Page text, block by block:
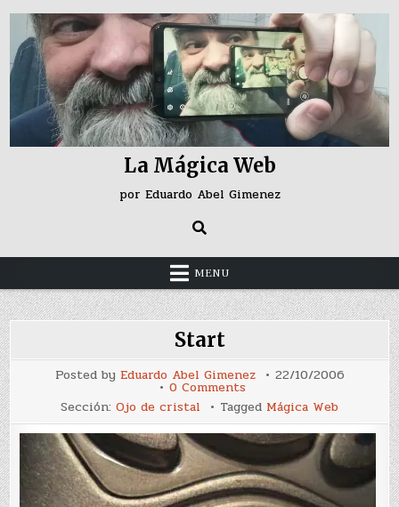
Skip
content
La Mágica Web
por Eduardo Abel Gimenez
MENU
Start
Posted by Eduardo Abel Gimenez 22/10/2006
0 Commentson
Start
Sección: Ojo de cristal Tagged Mágica Web